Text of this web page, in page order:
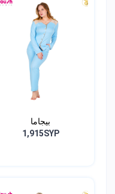
بيجاما
1,915SYP